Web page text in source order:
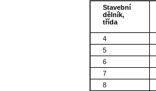
Stavební
dělník,
třída
4
5
6
7
8